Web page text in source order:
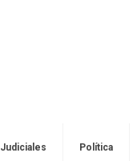
Judiciales Política